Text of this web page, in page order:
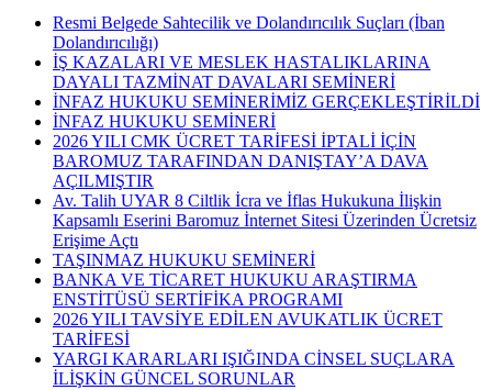
Resmi Belgede Sahtecilik ve Dolandırıcılık Suçları (İban
Dolandırıcılığı)
İŞ KAZALARI VE MESLEK HASTALIKLARINA
DAYALI TAZMİNAT DAVALARI SEMİNERİ
İNFAZ HUKUKU SEMİNERİMİZ GERÇEKLEŞTİRİLDİ
İNFAZ HUKUKU SEMİNERİ
2026 YILI CMK ÜCRET TARİFESİ İPTALİ İÇİN
BAROMUZ TARAFINDAN DANIŞTAY’A DAVA
AÇILMIŞTIR
Av. Talih UYAR 8 Ciltlik İcra ve İflas Hukukuna İlişkin
Kapsamlı Eserini Baromuz İnternet Sitesi Üzerinden Ücretsiz
Erişime Açtı
TAŞINMAZ HUKUKU SEMİNERİ
BANKA VE TİCARET HUKUKU ARAŞTIRMA
ENSTİTÜSÜ SERTİFİKA PROGRAMI
2026 YILI TAVSİYE EDİLEN AVUKATLIK ÜCRET
TARİFESİ
YARGI KARARLARI IŞIĞINDA CİNSEL SUÇLARA
İLİŞKİN GÜNCEL SORUNLAR